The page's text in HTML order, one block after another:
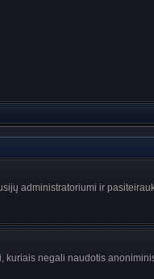
administratoriumi ir
negali naudotis